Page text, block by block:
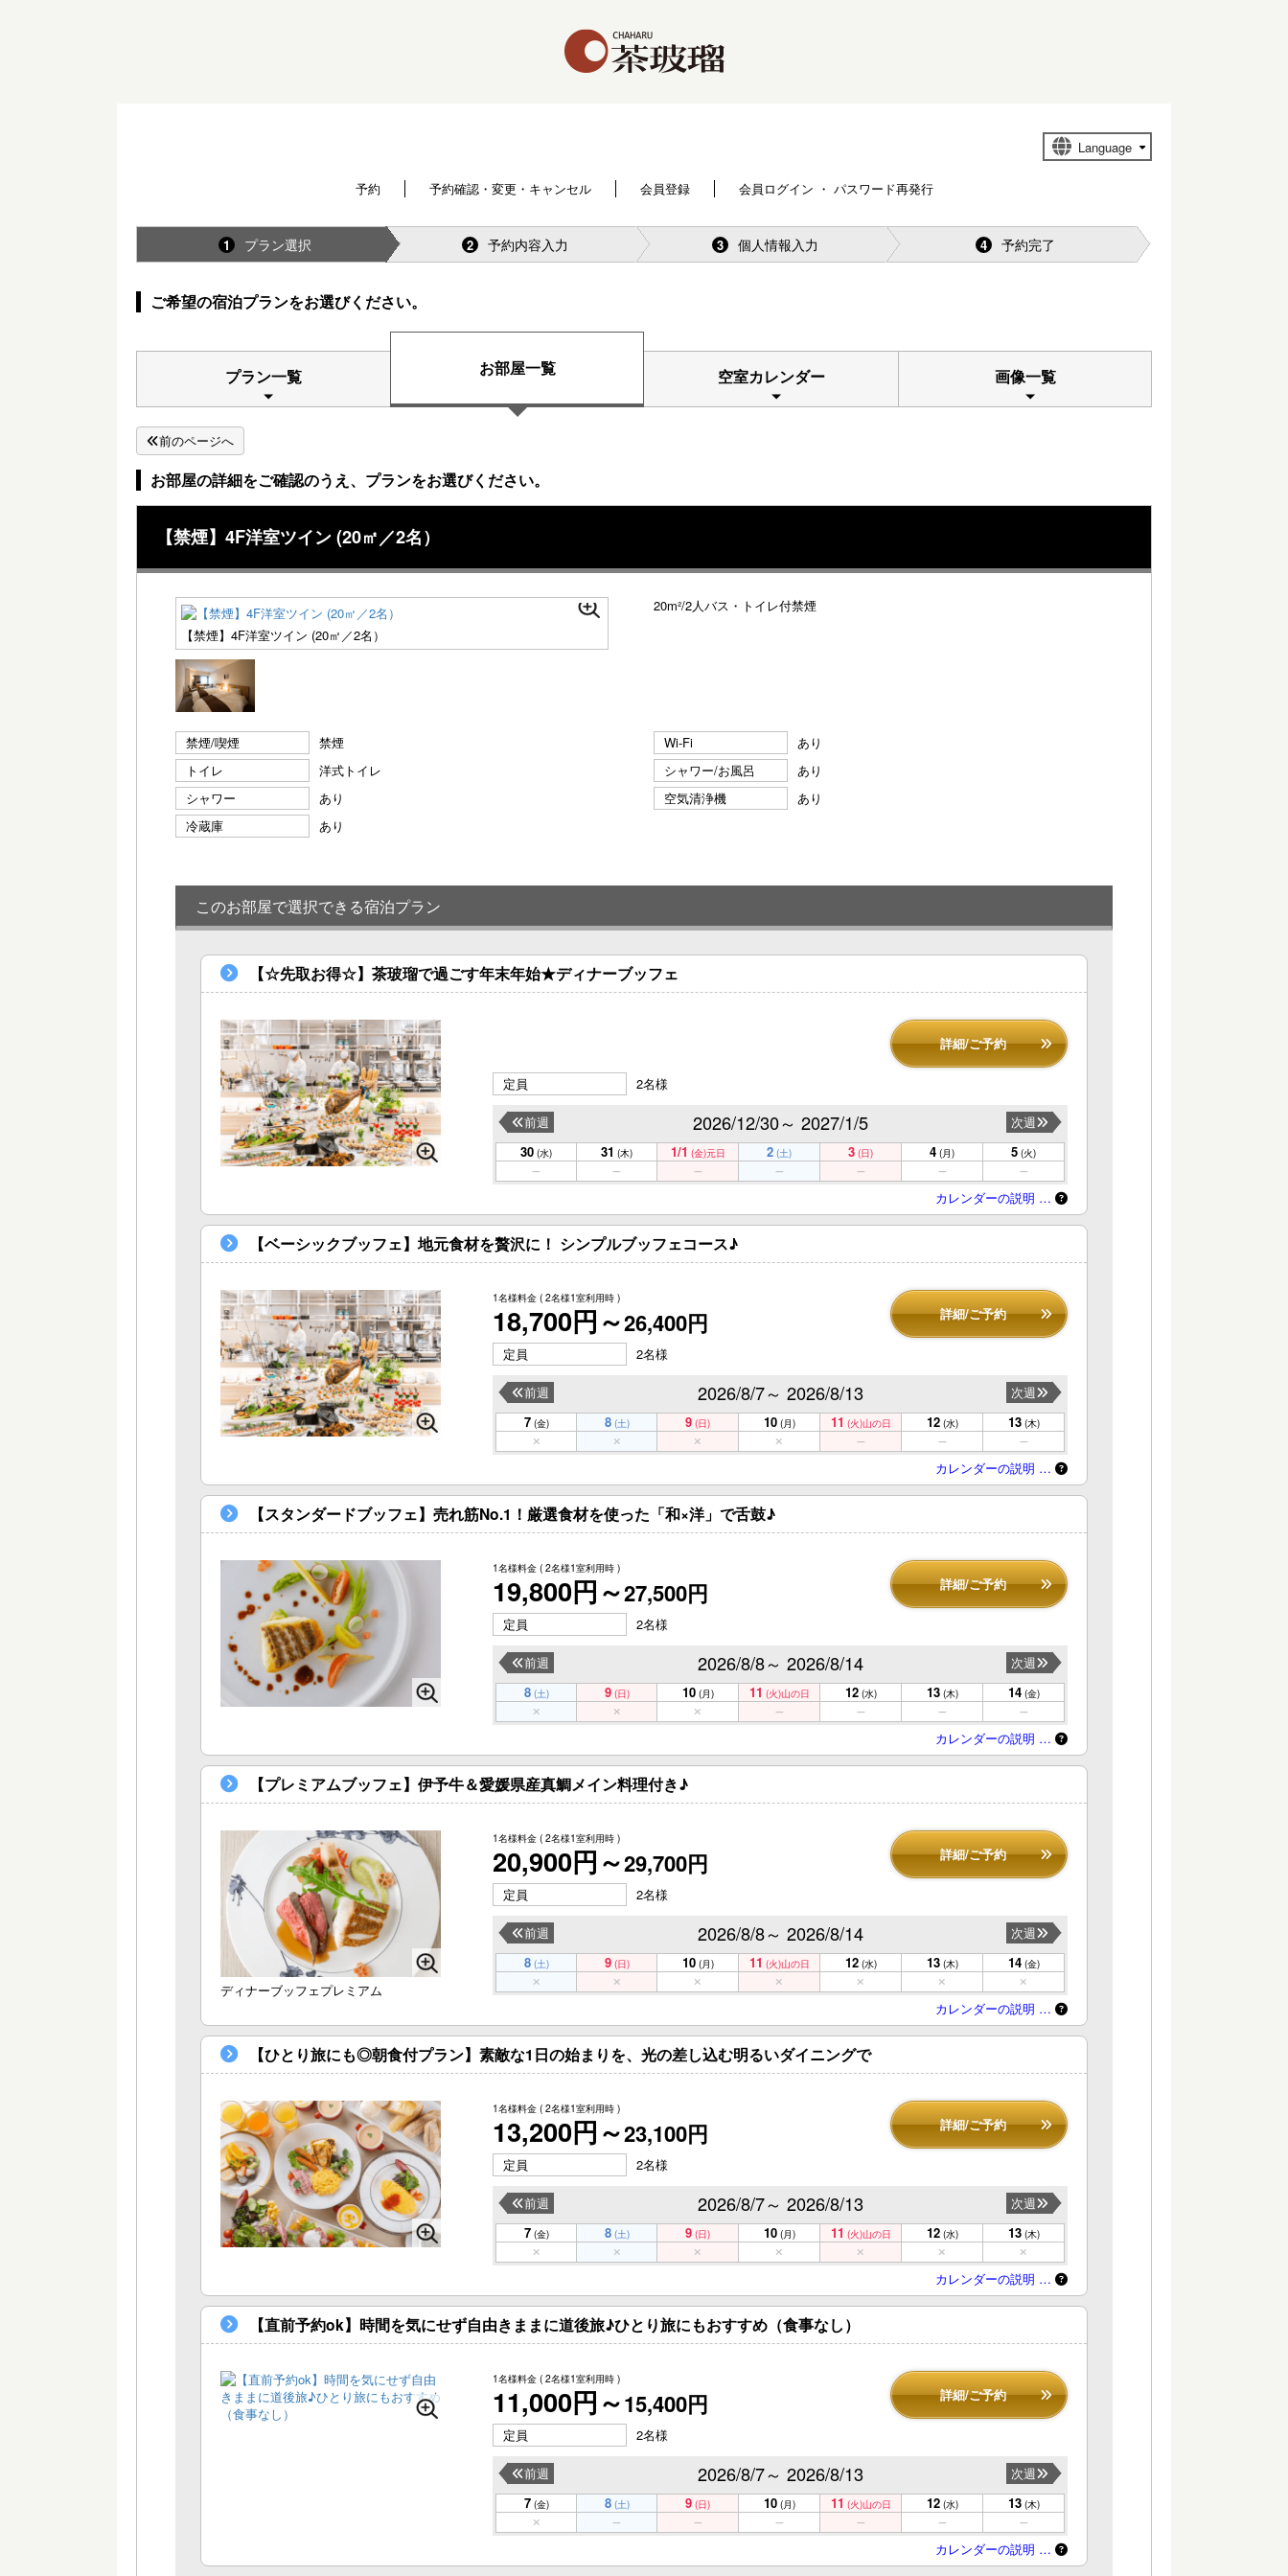
予約 予約確認・変更・キャンセル 会員登録 会員ログイン ・ パスワード再発行
1 プラン選択 2 予約内容入力 3 個人情報入力 4 予約完了
ご希望の宿泊プランをお選びください。
プラン一覧 お部屋一覧 空室カレンダー 画像一覧
前のページへ
お部屋の詳細をご確認のうえ、プランをお選びください。
【禁煙】4F洋室ツイン (20㎡／2名）
【禁煙】4F洋室ツイン (20㎡／2名）
20m²/2人バス・トイレ付禁煙
禁煙/喫煙 禁煙 Wi-Fi
あり
トイレ
洋式トイレ シャワー/お風呂
あり
シャワー
あり 空気清浄機
あり
冷蔵庫
あり
このお部屋で選択できる宿泊プラン
【☆先取お得☆】茶玻瑠で過ごす年末年始★ディナーブッフェ
詳細/ご予約
定員 2名様
2026/12/30～ 2027/1/5
前週
次週
30 (水) 31 (木) 1/1 (金)元日 2 (土) 3 (日) 4 (月) 5 (火)
カレンダーの説明 …
【ベーシックブッフェ】地元食材を贅沢に！ シンプルブッフェコース♪
1名様料金 ( 2名様1室利用時 )
18,700円～26,400円 詳細/ご予約
定員 2名様
2026/8/7～ 2026/8/13
前週
次週
7 (金) 8 (土) 9 (日) 10 (月) 11 (火)山の日 12 (水) 13 (木)
カレンダーの説明 …
【スタンダードブッフェ】売れ筋No.1！厳選食材を使った「和×洋」で舌鼓♪
1名様料金 ( 2名様1室利用時 )
19,800円～27,500円 詳細/ご予約
定員 2名様
2026/8/8～ 2026/8/14
前週
次週
8 (土) 9 (日) 10 (月) 11 (火)山の日 12 (水) 13 (木) 14 (金)
カレンダーの説明 …
【プレミアムブッフェ】伊予牛＆愛媛県産真鯛メイン料理付き♪
ディナーブッフェプレミアム
1名様料金 ( 2名様1室利用時 )
20,900円～29,700円 詳細/ご予約
定員 2名様
2026/8/8～ 2026/8/14
前週
次週
8 (土) 9 (日) 10 (月) 11 (火)山の日 12 (水) 13 (木) 14 (金)
カレンダーの説明 …
【ひとり旅にも◎朝食付プラン】素敵な1日の始まりを、光の差し込む明るいダイニングで
1名様料金 ( 2名様1室利用時 )
13,200円～23,100円 詳細/ご予約
定員 2名様
2026/8/7～ 2026/8/13
前週
次週
7 (金) 8 (土) 9 (日) 10 (月) 11 (火)山の日 12 (水) 13 (木)
カレンダーの説明 …
【直前予約ok】時間を気にせず自由きままに道後旅♪ひとり旅にもおすすめ（食事なし）
1名様料金 ( 2名様1室利用時 )
11,000円～15,400円 詳細/ご予約
定員 2名様
2026/8/7～ 2026/8/13
前週
次週
7 (金) 8 (土) 9 (日) 10 (月) 11 (火)山の日 12 (水) 13 (木)
カレンダーの説明 …